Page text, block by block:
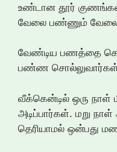
உண்டான தூர்
வேலை பண்ணும்
வேண்டிய பணத்தை
பண்ண
வீக்கென்டில் ஒரு நாள்
அடிப்பார்கள். மறு நாள்
தெரியாமல் ஒன்பது